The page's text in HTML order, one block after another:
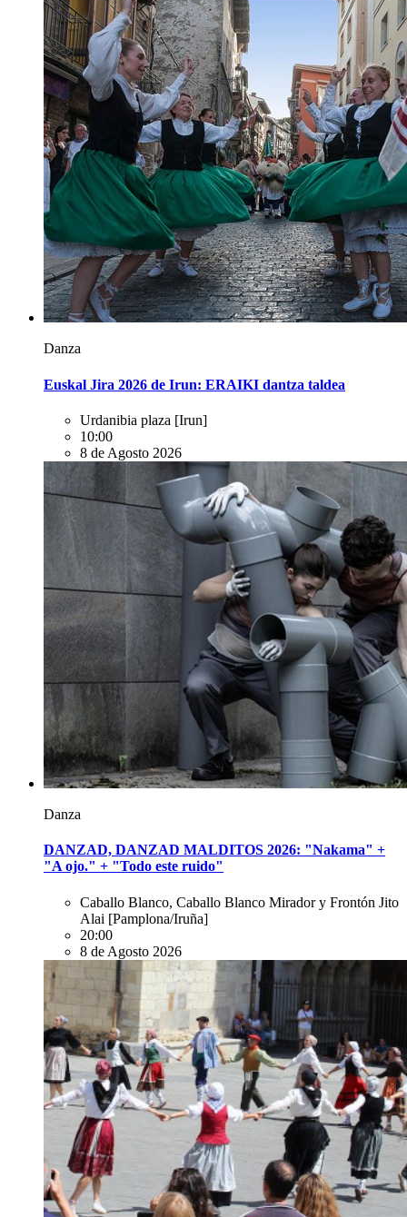
Danza
Euskal Jira 2026 de Irun: ERAIKI dantza taldea
Urdanibia plaza [Irun]
10:00
8 de Agosto 2026
Danza
DANZAD, DANZAD MALDITOS 2026: "Nakama" +
"A ojo." + "Todo este ruido"
Caballo Blanco, Caballo Blanco Mirador y Frontón Jito
Alai [Pamplona/Iruña]
20:00
8 de Agosto 2026